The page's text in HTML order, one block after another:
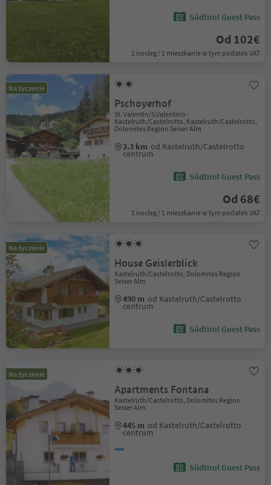
Südtirol Guest Pass
Od 102€
1 nocleg / 1 mieszkanie w tym podatek VAT
Na życzenie
Pschoyerhof
St. Valentin/S.Valentino -
Kastelruth/Castelrotto, Kastelruth/Castelrotto,
Dolomites Region Seiser Alm
2.3 km od Kastelruth/Castelrotto
centrum
Südtirol Guest Pass
Od 68€
1 nocleg / 1 mieszkanie w tym podatek VAT
Na życzenie
House Geislerblick
Kastelruth/Castelrotto, Dolomites Region
Seiser Alm
490 m od Kastelruth/Castelrotto
centrum
Südtirol Guest Pass
Na życzenie
Apartments Fontana
Kastelruth/Castelrotto, Dolomites Region
Seiser Alm
445 m od Kastelruth/Castelrotto
centrum
Südtirol Guest Pass